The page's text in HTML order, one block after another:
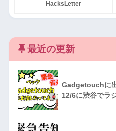
HacksLetter
最近の更新
Gadgetouchに
12/6に渋谷でラ